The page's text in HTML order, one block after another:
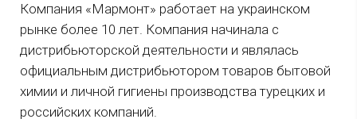
Компания «Мармонт» работает на украинском
рынке более 10 лет. Компания начинала с
дистрибьюторской деятельности и являлась
официальным дистрибьютором товаров бытовой
химии и личной гигиены производства турецких и
российских компаний.